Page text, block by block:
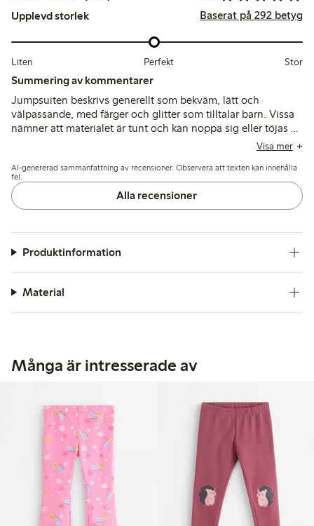
Upplevd storlek Baserat på 292 betyg
Liten Perfekt Stor
Summering av kommentarer
Jumpsuiten beskrivs generellt som bekväm, lätt och
välpassande, med färger och glitter som tilltalar barn. Vissa
nämner att materialet är tunt och kan noppa sig eller töjas ut
något efter användning, men den torkar snabbt och håller
Visa mer
AI-genererad sammanfattning av recensioner. Observera att texten kan innehålla
fel.
Alla recensioner
Produktinformation
Material
Många är intresserade av